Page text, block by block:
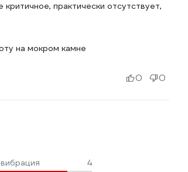
практически отсутствует,
на мокром камне
0 0
4